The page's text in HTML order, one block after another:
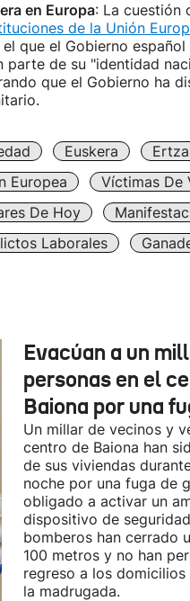
en Europa: La cuestión
de la Unión
el que el Gobierno
parte de su "identidad
que el Gobierno ha
Euskera
Europea
Víctimas De
De Hoy
Laborales
Evacúan a un
personas en el
Baiona por una
Un millar de vecinos y
centro de Baiona han
de sus viviendas
noche por una fuga de
obligado a activar un
dispositivo de
bomberos han cerrado
100 metros y no han
regreso a los domicilios
la madrugada.